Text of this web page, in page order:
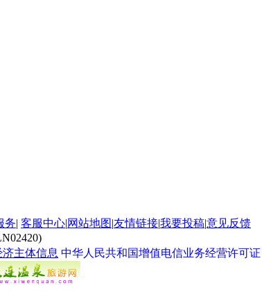
务| 客服中心|网站地图|友情链接|我要投稿|意见反馈
中华人民共和国增值电信业务经营许可